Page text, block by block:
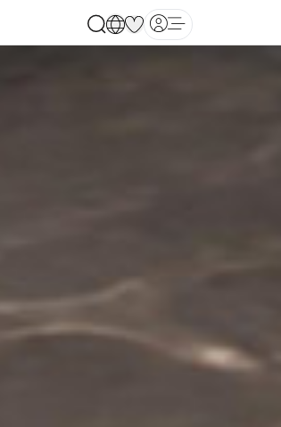
Open main menu